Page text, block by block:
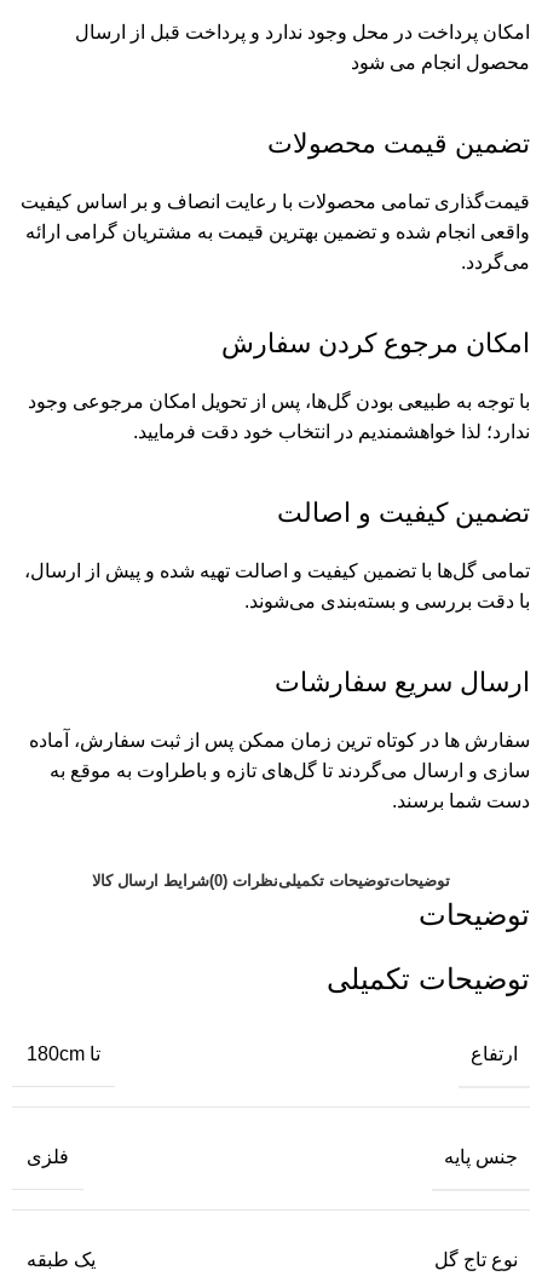
امکان پرداخت در محل وجود ندارد و پرداخت قبل از ارسال
محصول انجام می شود
تضمین قیمت محصولات
قیمت‌گذاری تمامی محصولات با رعایت انصاف و بر اساس کیفیت
واقعی انجام شده و تضمین بهترین قیمت به مشتریان گرامی ارائه
می‌گردد.
امکان مرجوع کردن سفارش
با توجه به طبیعی بودن گل‌ها، پس از تحویل امکان مرجوعی وجود
ندارد؛ لذا خواهشمندیم در انتخاب خود دقت فرمایید.
تضمین کیفیت و اصالت
تمامی گل‌ها با تضمین کیفیت و اصالت تهیه شده و پیش از ارسال،
با دقت بررسی و بسته‌بندی می‌شوند.
ارسال سریع سفارشات
سفارش ها در کوتاه ترین زمان ممکن پس از ثبت سفارش، آماده
سازی و ارسال می‌گردند تا گل‌های تازه و باطراوت به موقع به
دست شما برسند.
توضیحاتتوضیحات تکمیلینظرات (0) شرایط ارسال کالا
توضیحات
توضیحات تکمیلی
ارتفاع تا 180cm
جنس پایه فلزی
نوع تاج گل یک طبقه